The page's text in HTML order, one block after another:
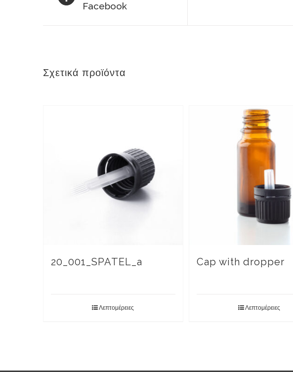
Facebook
Σχετικά προϊόντα
20_001_SPATEL_a
Λεπτομέρειες
Cap with dropper
Λεπτομέρειες